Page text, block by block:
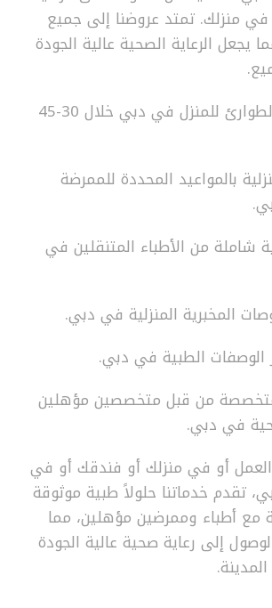
منزلك. تمتد عروضنا إلى جميع
يجعل الرعاية الصحية عالية الجودة
1- زيارة طبيب الطوارئ للمنزل في دبي خلال 30-45
بالمواعيد المحددة للممرضة
شاملة من الأطباء المتنقلين في
متخصصة من قبل متخصصين مؤهلين
في دبي.
أو في منزلك أو فندقك أو في
تقدم خدماتنا حلولاً طبية موثوقة
مع أطباء وممرضين مؤهلين، مما
إلى رعاية صحية عالية الجودة